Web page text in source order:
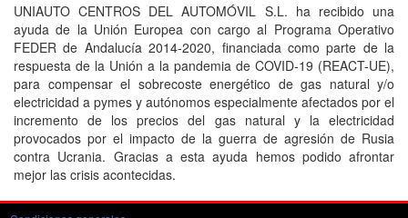
UNIAUTO CENTROS DEL AUTOMÓVIL S.L. ha recibido una
ayuda de la Unión Europea con cargo al Programa Operativo
FEDER de Andalucía 2014-2020, financiada como parte de la
respuesta de la Unión a la pandemia de COVID-19 (REACT-UE),
para compensar el sobrecoste energético de gas natural y/o
electricidad a pymes y autónomos especialmente afectados por el
incremento de los precios del gas natural y la electricidad
provocados por el impacto de la guerra de agresión de Rusia
contra Ucrania. Gracias a esta ayuda hemos podido afrontar
mejor las crisis acontecidas.